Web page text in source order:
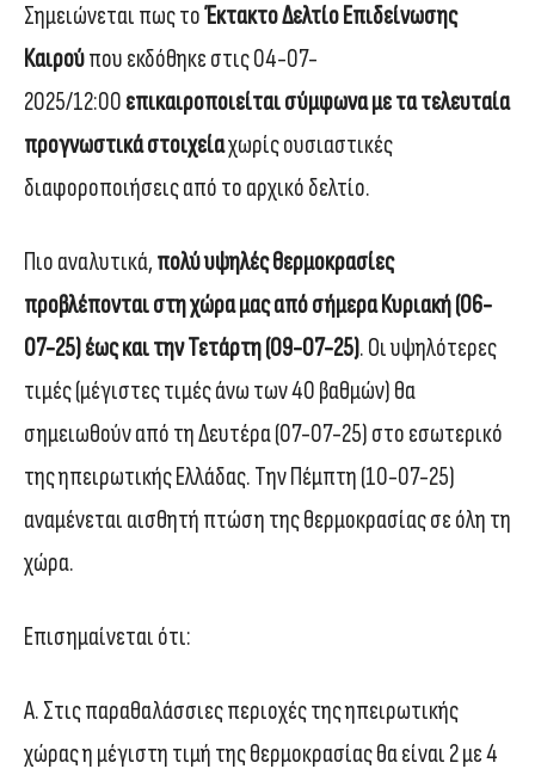
Σημειώνεται πως τοΈκτακτο Δελτίο Επιδείνωσης
Καιρούπου εκδόθηκε στις 04-07-
2025/12:00 επικαιροποιείται σύμφωνα με τα τελευταία
προγνωστικά στοιχείαχωρίς ουσιαστικές
διαφοροποιήσεις από το αρχικό δελτίο.
Πιο αναλυτικά, πολύ υψηλές θερμοκρασίες
προβλέπονται στη χώρα μας από σήμερα Κυριακή (06-
07-25) έως και την Τετάρτη (09-07-25). Οι υψηλότερες
τιμές (μέγιστες τιμές άνω των 40 βαθμών) θα
σημειωθούν από τη Δευτέρα (07-07-25) στο εσωτερικό
της ηπειρωτικής Ελλάδας. Την Πέμπτη (10-07-25)
αναμένεται αισθητή πτώση της θερμοκρασίας σε όλη τη
χώρα.
Επισημαίνεται ότι:
Α. Στις παραθαλάσσιες περιοχές της ηπειρωτικής
χώρας η μέγιστη τιμή της θερμοκρασίας θα είναι 2 με 4